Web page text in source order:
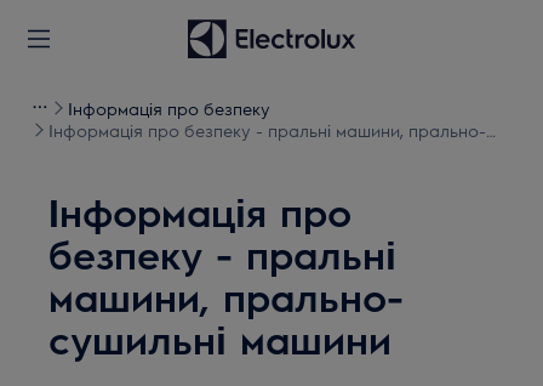
Інформація про безпеку
Інформація про безпеку - пральні машини, прально-
Інформація про
безпеку - пральні
машини, прально-
сушильні машини